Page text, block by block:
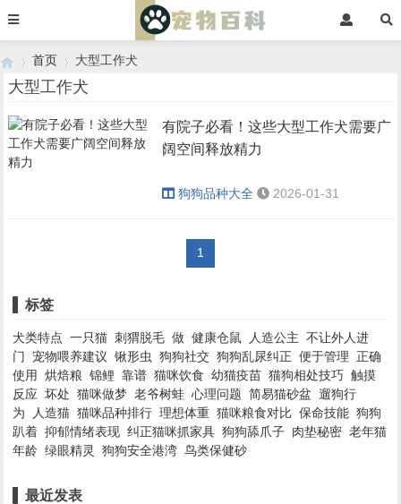
›
首页
›
大型工作犬
大型工作犬
有院子必看！这些大型工作犬需要广
阔空间释放精力
狗狗品种大全 2026-01-31
1
标签
犬类特点 一只猫 刺猬脱毛 做 健康仓鼠 人造公主 不让外人进
门
宠物喂养建议 锹形虫 狗狗社交 狗狗乱尿纠正 便于管理 正确
使用
烘焙粮 锦鲤 靠谱 猫咪饮食 幼猫疫苗 猫狗相处技巧 触摸
反应 坏处 猫咪做梦 老爷树蛙 心理问题 简易猫砂盆 遛狗行
为
人造猫 猫咪品种排行 理想体重 猫咪粮食对比 保命技能 狗狗
趴着 抑郁情绪表现 纠正猫咪抓家具 狗狗舔爪子 肉垫秘密 老年猫
年龄 绿眼精灵 狗狗安全港湾 鸟类保健砂
最近发表